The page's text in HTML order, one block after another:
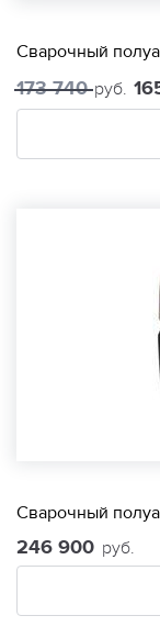
Сварочный
173 740руб.
Сварочный
246 900 руб.